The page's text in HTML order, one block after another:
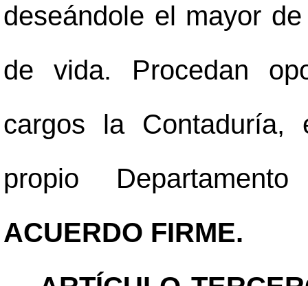
deseándole el mayor
de vida. Procedan
cargos la
propio
ACUERDO FIRME.